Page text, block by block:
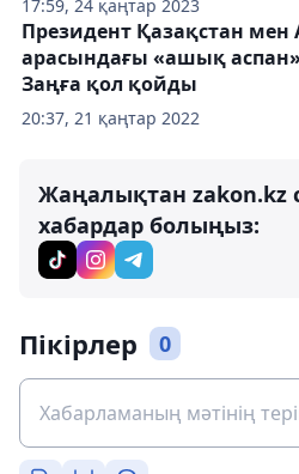
17:59, 24 қаңтар 2023
20:37, 21 қаңтар 2022
Президент Қазақстан
арасындағы «ашық
Заңға қол қойды
Жаңалықтан zakon.kz
хабардар болыңыз:
Пікірлер 0